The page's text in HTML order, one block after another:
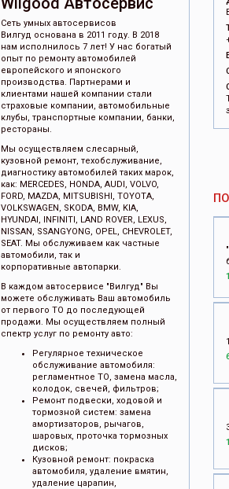
Сеть умных автосервисов
Вилгуд основана в 2011 году. В 2018
нам исполнилось 7 лет! У нас богатый
опыт по ремонту автомобилей
европейского и японского
производства. Партнерами и
клиентами нашей компании стали
страховые компании, автомобильные
клубы, транспортные компании, банки,
рестораны.
Мы осуществляем слесарный,
кузовной ремонт, техобслуживание,
диагностику автомобилей таких марок,
как: MERCEDES, HONDA, AUDI, VOLVO,
FORD, MAZDA, MITSUBISHI, TOYOTA,
VOLKSWAGEN, SKODA, BMW, KIA,
HYUNDAI, INFINITI, LAND ROVER, LEXUS,
NISSAN, SSANGYONG, OPEL, CHEVROLET,
SEAT. Мы обслуживаем как частные
автомобили, так и
корпоративные автопарки.
В каждом автосервисе "Вилгуд" Вы
можете обслуживать Ваш автомобиль
от первого ТО до последующей
продажи. Мы осуществляем полный
спектр услуг по ремонту авто:
Регулярное техническое
обслуживание автомобиля:
регламентное ТО, замена масла,
колодок, свечей, фильтров;
Ремонт подвески, ходовой и
тормозной систем: замена
амортизаторов, рычагов,
шаровых, проточка тормозных
дисков;
Кузовной ремонт: покраска
автомобиля, удаление вмятин,
удаление царапин,